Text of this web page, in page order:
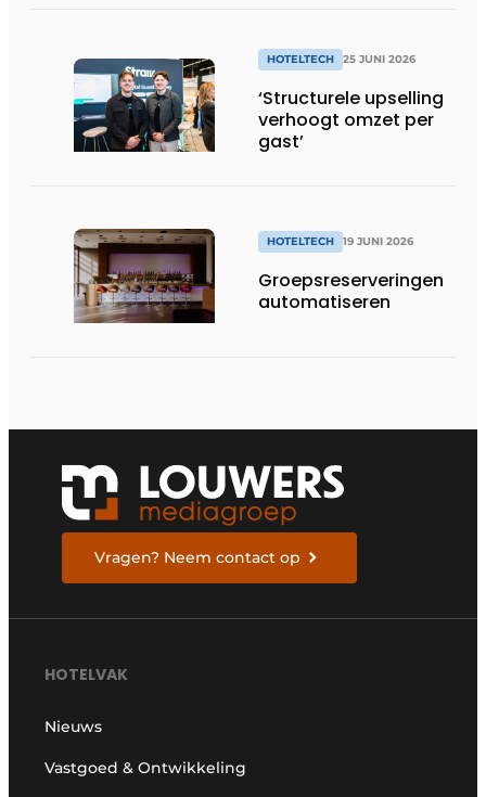
HOTELTECH 25 JUNI 2026
‘Structurele upselling
verhoogt omzet per
gast’
HOTELTECH 19 JUNI 2026
Groepsreserveringen
automatiseren
Vragen? Neem contact op
HOTELVAK
Nieuws
Vastgoed & Ontwikkeling